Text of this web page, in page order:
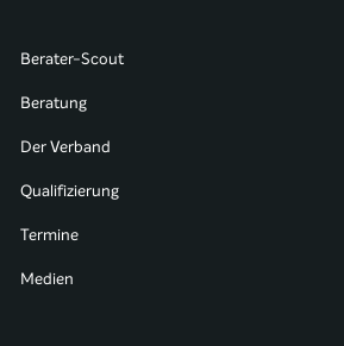
Berater-Scout
Beratung
Der Verband
Qualifizierung
Termine
Medien